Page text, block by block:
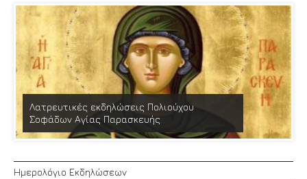
Λατρευτικές εκδηλώσεις Πολιούχου
Σοφάδων Αγίας Παρασκευής
Ημερολόγιο Εκδηλώσεων